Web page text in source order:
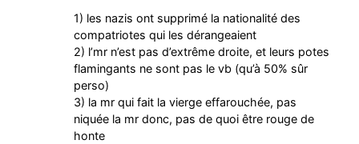
1) les nazis ont supprimé la nationalité des
compatriotes qui les dérangeaient
2) l’mr n’est pas d’extrême droite, et leurs potes
flamingants ne sont pas le vb (qu’à 50% sûr
perso)
3) la mr qui fait la vierge effarouchée, pas
niquée la mr donc, pas de quoi être rouge de
honte